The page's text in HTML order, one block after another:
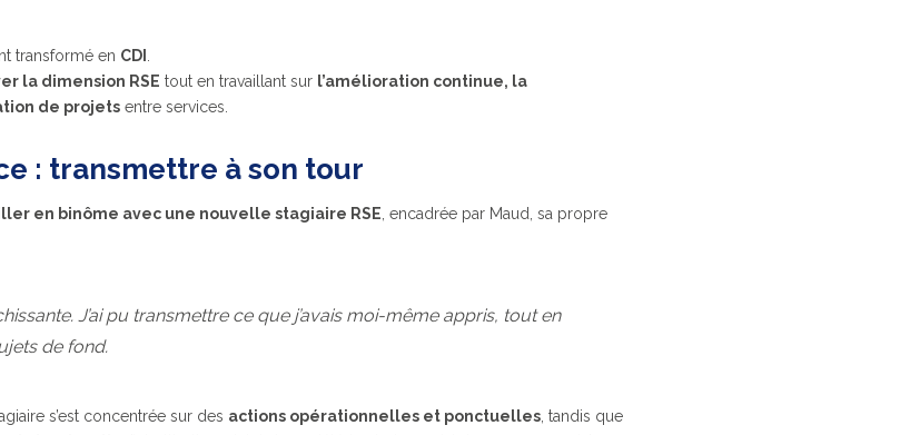
transformé en CDI
la dimension RSE tout en travaillant sur l’amélioration continue, la
de projets entre services.
: transmettre à son tour
en binôme avec une nouvelle stagiaire RSE , encadrée par Maud, sa propre
J’ai pu transmettre ce que j’avais moi-même appris, tout en
de fond.
s’est concentrée sur des actions opérationnelles et ponctuelles , tandis que